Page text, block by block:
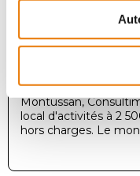
MONTUSSAN
Visible depuis la N
Montussan,
local d'activités à 2
hors charges. Le